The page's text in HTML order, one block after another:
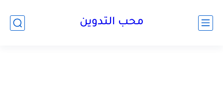
محب التدوين